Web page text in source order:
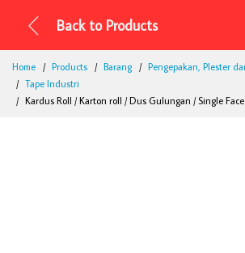
Back to Products
Home Products Barang
Pengepakan, Plester
Tape Industri
Kardus Roll / Karton roll / Dus Gulungan / Single